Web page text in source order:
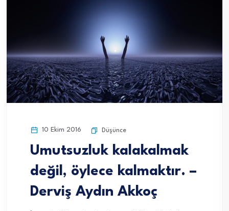
10 Ekim 2016 Düşünce
Umutsuzluk kalakalmak
değil, öylece kalmaktır. –
Derviş Aydın Akkoç